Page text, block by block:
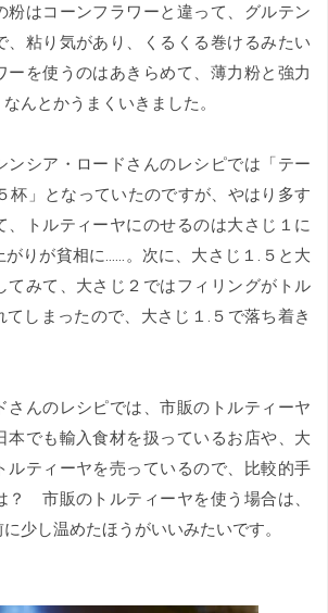
粉はコーンフラワーと違って、グルテン
、粘り気があり、くるくる巻けるみたい
ーを使うのはあきらめて、薄力粉と強力
んとかうまくいきました。
シア・ロードさんのレシピでは「テー
杯」となっていたのですが、やはり多す
、トルティーヤにのせるのは大さじ１に
がりが貧相に……。次に、大さじ１.５と大
てみて、大さじ２ではフィリングがトル
てしまったので、大さじ１.５で落ち着き
んのレシピでは、市販のトルティーヤ
本でも輸入食材を扱っているお店や、大
ルティーヤを売っているので、比較的手
？ 市販のトルティーヤを使う場合は、
少し温めたほうがいいみたいです。